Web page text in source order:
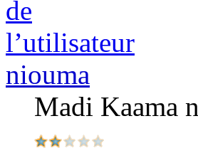
niouma
Madi Kaama